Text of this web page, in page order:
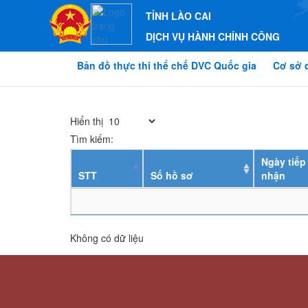
TỈNH LÀO CAI
DỊCH VỤ HÀNH CHÍNH CÔNG
Bản đồ thực thi thể chế DVC Quốc gia Cơ sở
Hiển thị
Tìm kiếm:
STT Số hồ sơ
Ngày tiếp
nhận
Không có dữ liệu